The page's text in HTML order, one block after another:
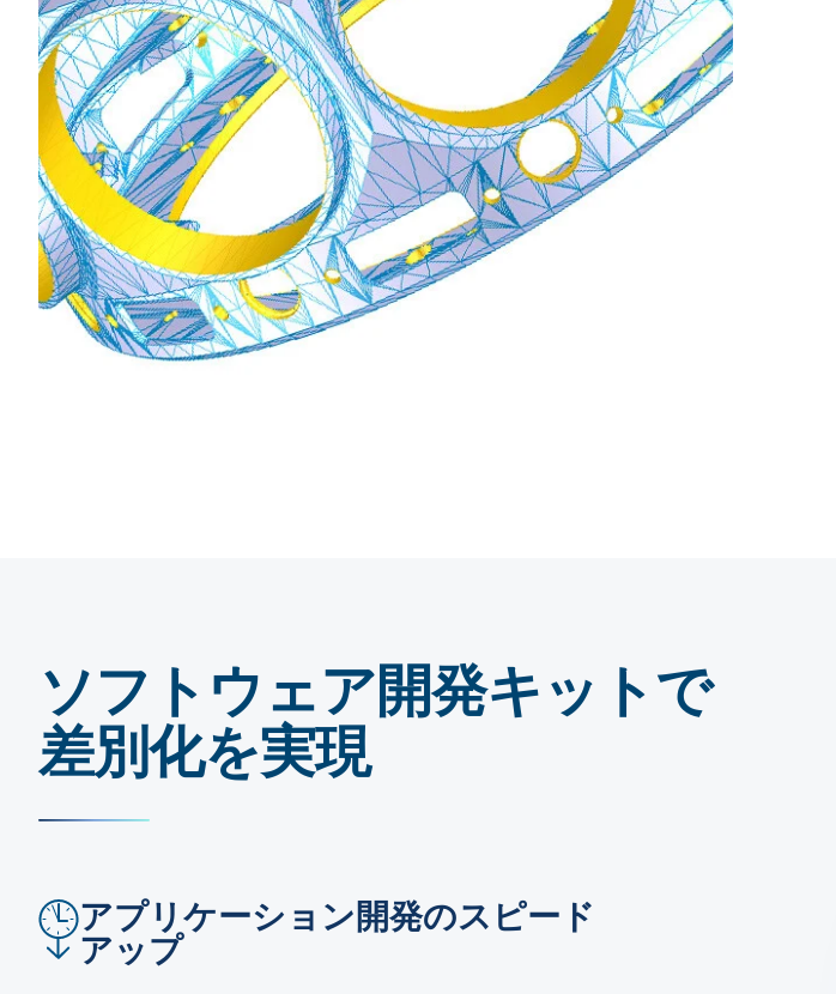
ソフトウェア開発キットで
差別化を実現
アプリケーション開発のスピード
アップ